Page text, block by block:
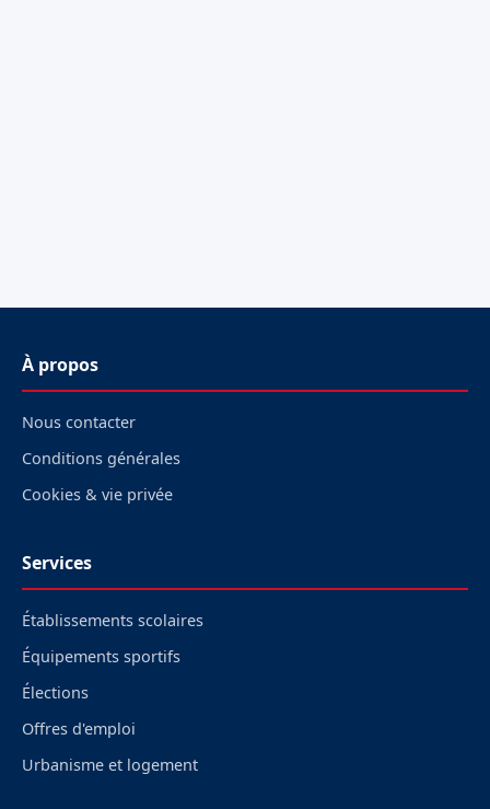
À propos
Nous contacter
Conditions générales
Cookies & vie privée
Services
Établissements scolaires
Équipements sportifs
Élections
Offres d'emploi
Urbanisme et logement